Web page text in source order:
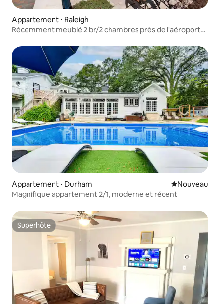
Appartement ⋅ Raleigh
Récemment meublé 2 br/2 chambres près de l'aéroport
Appartement ⋅ Durham Nouvel
Nouveau
Magnifique appartement 2/1, moderne et récent
Superhôte
Superhôte